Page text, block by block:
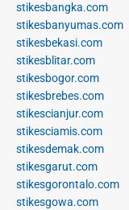
stikesbangka.com
stikesbanyumas.com
stikesbekasi.com
stikesblitar.com
stikesbogor.com
stikesbrebes.com
stikescianjur.com
stikesciamis.com
stikesdemak.com
stikesgarut.com
stikesgorontalo.com
stikesgowa.com